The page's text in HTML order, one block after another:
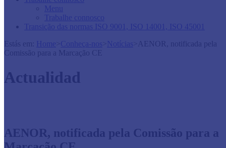
Menu
Trabalhe connosco
Transição das normas ISO 9001, ISO 14001, ISO 45001
Estás em:
Home >Conheça-nos >Notícias > AENOR, notificada pela
Comissão para a Marcação CE
Actualidad
AENOR, notificada pela Comissão para a